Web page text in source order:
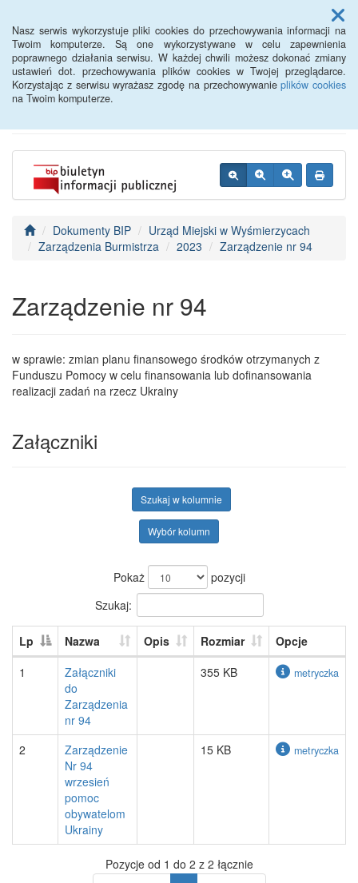
Nasz serwis wykorzystuje pliki cookies do przechowywania informacji na
Twoim komputerze. Są one wykorzystywane w celu zapewnienia
poprawnego działania serwisu. W każdej chwili możesz dokonać zmiany
ustawień dot. przechowywania plików cookies w Twojej przeglądarce.
Korzystając z serwisu wyrażasz zgodę na przechowywanieplików cookies
na Twoim komputerze.
Menu
BIP - Urząd Miejski
Wyśmierzyce
Dokumenty BIP
Urząd Miejski w Wyśmierzycach
Zarządzenia Burmistrza
2023 Zarządzenie nr 94
Zarządzenie nr 94
w sprawie: zmian planu finansowego środków otrzymanych z
Funduszu Pomocy w celu finansowania lub dofinansowania
realizacji zadań na rzecz Ukrainy
Załączniki
Szukaj w kolumnie
Wybór kolumn
Pokaż
pozycji
Szukaj:
Lp Nazwa Opis Rozmiar
Opcje
1
Załączniki
do
Zarządzenia
nr 94
355 KB metryczka
2
Zarządzenie
Nr 94
wrzesień
pomoc
obywatelom
Ukrainy
15 KB metryczka
Pozycje od 1 do 2 z 2 łącznie